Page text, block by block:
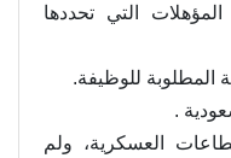
التي تحددها
المطلوبة للوظيفة.
.
العسكرية، ولم